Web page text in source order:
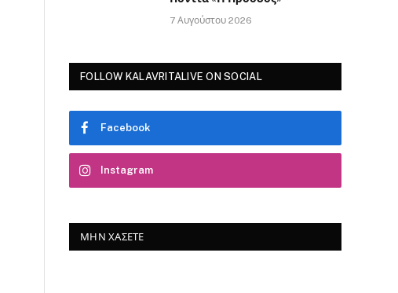
7 Αυγούστου 2026
FOLLOW KALAVRITALIVE ON SOCIAL
Facebook
Instagram
ΜΗΝ ΧΆΣΕΤΕ